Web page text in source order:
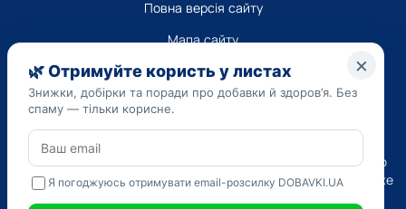
Повна версія сайту
Мапа сайту
ТОВ “ДО ЮА”,
Код ЄДРПОУ 45223262
Дата реєстрації 14.09.2023
Наведена на сайті dobavki.ua інформація носить виключно
Ознайомчий характер. Не використовуйте нашу інформацію
для діагностики та лікування. Тільки ваш Лікуючий лікар може